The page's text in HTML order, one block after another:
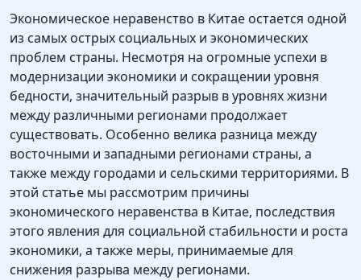
Экономическое неравенство в Китае остается одной
из самых острых социальных и экономических
проблем страны. Несмотря на огромные успехи в
модернизации экономики и сокращении уровня
бедности, значительный разрыв в уровнях жизни
между различными регионами продолжает
существовать. Особенно велика разница между
восточными и западными регионами страны, а
также между городами и сельскими территориями. В
этой статье мы рассмотрим причины
экономического неравенства в Китае, последствия
этого явления для социальной стабильности и роста
экономики, а также меры, принимаемые для
снижения разрыва между регионами.